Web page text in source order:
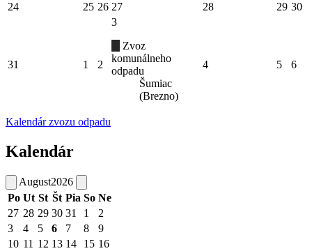
24 25 26 27 28 29 30
31 1 2
3
Zvoz
komunálneho
odpadu
Šumiac
(Brezno)
4 5 6
Kalendár zvozu odpadu
Kalendár
August2026
Po Ut St Št Pia So Ne
27 28 29 30 31 1
2
3
4 5 6 7 8
9
10 11 12 13 14 15 16